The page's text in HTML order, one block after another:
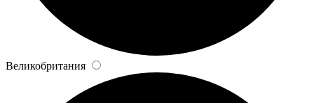
Великобритания